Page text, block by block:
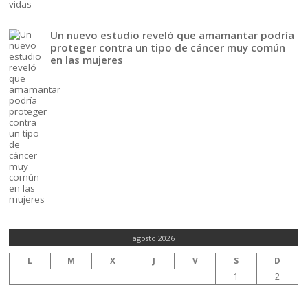
Un nuevo estudio reveló que amamantar podría
proteger contra un tipo de cáncer muy común
en las mujeres
agosto 2026
L M X J V S
D
1
2